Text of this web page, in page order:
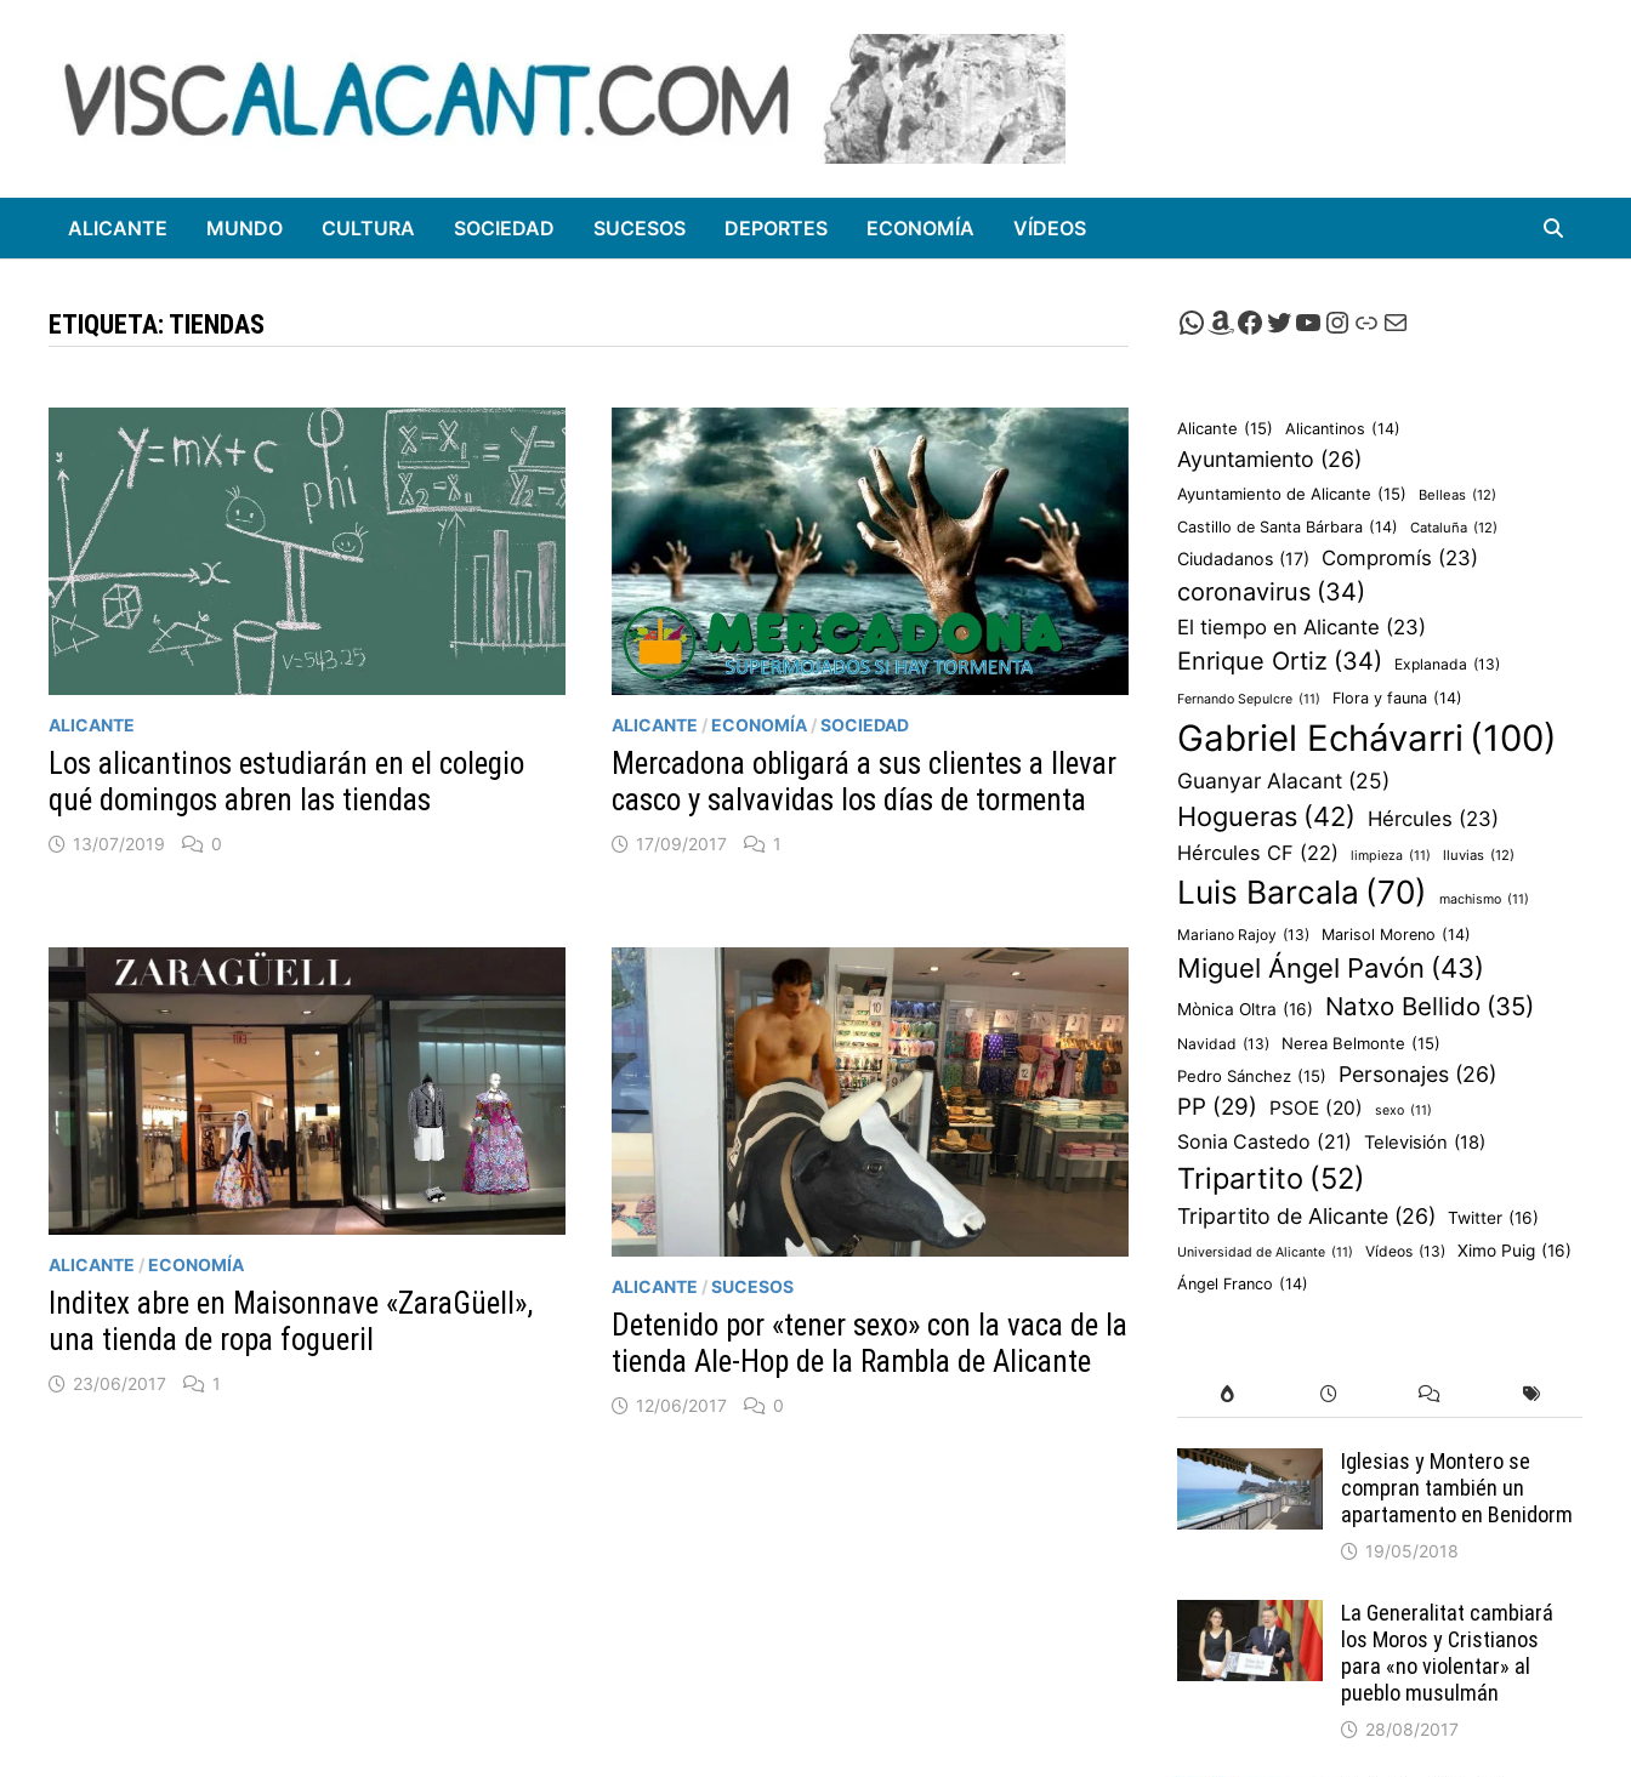
contenido
ALICANTE MUNDO CULTURA SOCIEDAD SUCESOS DEPORTES ECONOMÍA VÍDEOS
ETIQUETA: TIENDAS
ALICANTE
Los alicantinos estudiarán en el colegio
qué domingos abren las tiendas
13/07/2019 0
ALICANTE / ECONOMÍA /SOCIEDAD
Mercadona obligará a sus clientes a llevar
casco y salvavidas los días de tormenta
17/09/2017 1
ALICANTE / ECONOMÍA
Inditex abre en Maisonnave «ZaraGüell»,
una tienda de ropa fogueril
23/06/2017 1
ALICANTE /SUCESOS
Detenido por «tener sexo» con la vaca de la
tienda Ale-Hop de la Rambla de Alicante
12/06/2017 0
Canal de Whatsapp de Viscalacant
Comprar en Amazon
Facebook de Viscalacant
Twitter de Viscalacant
Canal de Youtube de Viscalacant
Instagram de Viscalacant
Viscalacant en Polkaverse
Correo electrónico
Alicante (15) Alicantinos (14)
Ayuntamiento (26)
Ayuntamiento de Alicante (15) Belleas (12)
Castillo de Santa Bárbara (14) Cataluña (12)
Ciudadanos (17) Compromís (23)
coronavirus (34)
El tiempo en Alicante (23)
Enrique Ortiz (34) Explanada (13)
Fernando Sepulcre (11) Flora y fauna (14)
Gabriel Echávarri (100)
Guanyar Alacant (25)
Hogueras (42) Hércules (23)
Hércules CF (22) limpieza (11) lluvias (12)
Luis Barcala (70) machismo (11)
Mariano Rajoy (13) Marisol Moreno (14)
Miguel Ángel Pavón (43)
Mònica Oltra (16) Natxo Bellido (35)
Navidad (13) Nerea Belmonte (15)
Pedro Sánchez (15) Personajes (26)
PP (29) PSOE (20) sexo (11)
Sonia Castedo (21) Televisión (18)
Tripartito (52)
Tripartito de Alicante (26) Twitter (16)
Universidad de Alicante (11) Vídeos (13) Ximo Puig (16)
Ángel Franco (14)
Iglesias y Montero se
compran también un
apartamento en Benidorm
19/05/2018
La Generalitat cambiará
los Moros y Cristianos
para «no violentar» al
pueblo musulmán
28/08/2017